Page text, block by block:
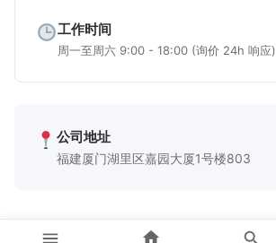
工作时间
周一至周六 9:00 - 18:00 (询价 24h 响应)
公司地址
福建厦门湖里区嘉园大厦1号楼803